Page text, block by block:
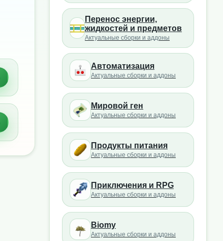
Перенос энергии,
жидкостей и предметов
Актуальные сборки и аддоны
Автоматизация
Актуальные сборки и аддоны
Мировой ген
Актуальные сборки и аддоны
Продукты питания
Актуальные сборки и аддоны
Приключения и RPG
Актуальные сборки и аддоны
Biomy
Актуальные сборки и аддоны